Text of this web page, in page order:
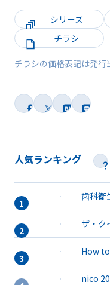
シリーズ
チラシ
チラシの価格表記は発行
人気ランキング
歯科衛
ザ・ク
How
nico